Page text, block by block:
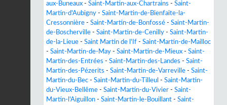
aux-Buneaux - Saint-Martin-aux-Chartrains - Saint-
Martin-d'Aubigny - Saint-Martin-de-Bienfaite-la-
Cressonnière - Saint-Martin-de-Bonfossé - Saint-Martin-
de-Boscherville - Saint-Martin-de-Cenilly - Saint-Martin-
de-la-Lieue - Saint Martin de l'If - Saint-Martin-de-Mailloc
- Saint-Martin-de-May - Saint-Martin-de-Mieux - Saint-
Martin-des-Entrées - Saint-Martin-des-Landes - Saint-
Martin-des-Pézerits - Saint-Martin-de-Varreville - Saint-
Martin-du-Bec - Saint-Martin-du-Tilleul - Saint-Martin-
du-Vieux-Bellême - Saint-Martin-du-Vivier - Saint-
Martin-l'Aiguillon - Saint-Martin-le-Bouillant - Saint-